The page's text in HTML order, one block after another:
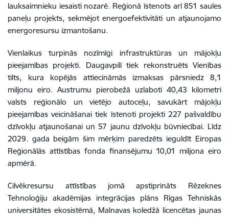
lauksaimnieku iesaisti nozarē. Reģionā īstenots arī 851 saules
paneļu projekts, sekmējot energoefektivitāti un atjaunojamo
energoresursu izmantošanu.
Vienlaikus turpinās nozīmīgi infrastruktūras un mājokļu
pieejamības projekti. Daugavpilī tiek rekonstruēts Vienības
tilts, kura kopējās attiecināmās izmaksas pārsniedz 8,1
miljonu eiro. Austrumu pierobežā uzlaboti 40,43 kilometri
valsts reģionālo un vietējo autoceļu, savukārt mājokļu
pieejamības veicināšanai tiek īstenoti projekti 227 pašvaldību
dzīvokļu atjaunošanai un 57 jaunu dzīvokļu būvniecībai. Līdz
2029. gada beigām šim mērķim paredzēts ieguldīt Eiropas
Reģionālās attīstības fonda finansējumu 10,01 miljona eiro
apmērā.
Cilvēkresursu attīstības jomā apstiprināts Rēzeknes
Tehnoloģiju akadēmijas integrācijas plāns Rīgas Tehniskās
universitātes ekosistēmā, Malnavas koledžā licencētas jaunas